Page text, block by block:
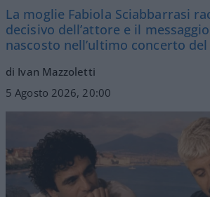
La moglie Fabiola Sciabbarrasi
decisivo dell’attore e il
nascosto nell’ultimo concerto
di Ivan Mazzoletti
5 Agosto 2026, 20:00